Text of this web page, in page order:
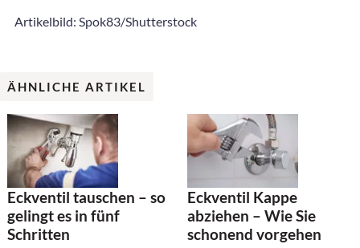
Artikelbild: Spok83/Shutterstock
ÄHNLICHE ARTIKEL
Eckventil tauschen – so
gelingt es in fünf
Schritten
Eckventil Kappe
abziehen – Wie Sie
schonend vorgehen